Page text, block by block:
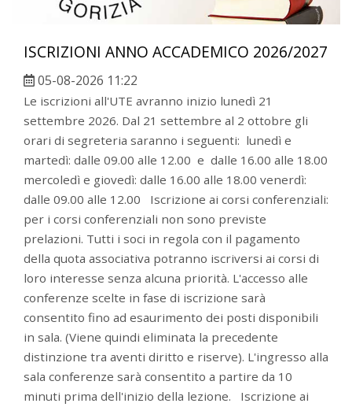
ISCRIZIONI ANNO ACCADEMICO 2026/2027
05-08-2026 11:22
Le iscrizioni all'UTE avranno inizio lunedì 21
settembre 2026. Dal 21 settembre al 2 ottobre gli
orari di segreteria saranno i seguenti: lunedì e
martedì: dalle 09.00 alle 12.00 e dalle 16.00 alle 18.00
mercoledì e giovedì: dalle 16.00 alle 18.00 venerdì:
dalle 09.00 alle 12.00 Iscrizione ai corsi conferenziali:
per i corsi conferenziali non sono previste
prelazioni. Tutti i soci in regola con il pagamento
della quota associativa potranno iscriversi ai corsi di
loro interesse senza alcuna priorità. L'accesso alle
conferenze scelte in fase di iscrizione sarà
consentito fino ad esaurimento dei posti disponibili
in sala. (Viene quindi eliminata la precedente
distinzione tra aventi diritto e riserve). L'ingresso alla
sala conferenze sarà consentito a partire da 10
minuti prima dell'inizio della lezione. Iscrizione ai